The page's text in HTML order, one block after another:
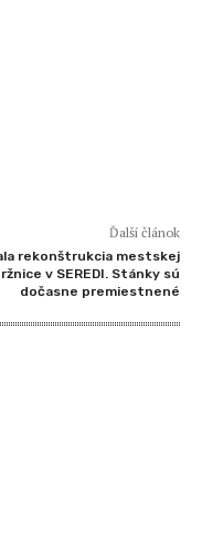
Ďalší článok
rekonštrukcia mestskej
v SEREDI. Stánky sú
dočasne premiestnené